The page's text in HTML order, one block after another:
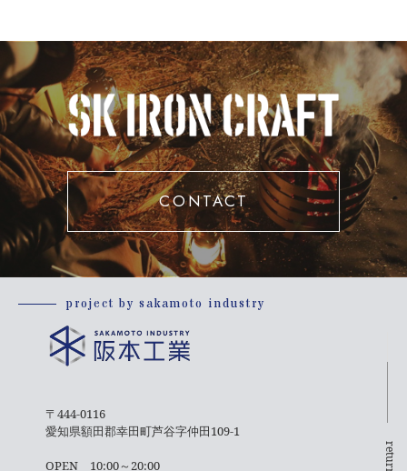
CONTACT
project by sakamoto industry
〒444-0116
愛知県額田郡幸田町芦谷字仲田109-1
OPEN 10:00～20:00